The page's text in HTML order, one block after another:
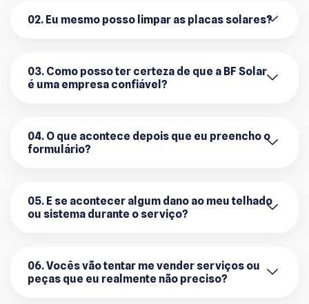
02. Eu mesmo posso limpar as placas solares?
03. Como posso ter certeza de que a BF Solar
é uma empresa confiável?
04. O que acontece depois que eu preencho o
formulário?
05. E se acontecer algum dano ao meu telhado
ou sistema durante o serviço?
06. Vocês vão tentar me vender serviços ou
peças que eu realmente não preciso?